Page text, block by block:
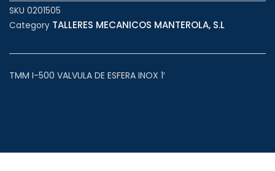
SKU 0201505
Category TALLERES MECANICOS MANTEROLA, S.L
TMM I-500 VALVULA DE ESFERA INOX 1′